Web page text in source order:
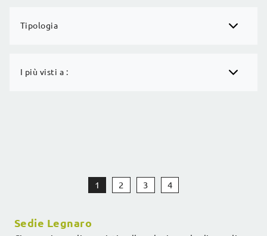
Tipologia
I più visti a :
1 2 3 4
Sedie Legnaro